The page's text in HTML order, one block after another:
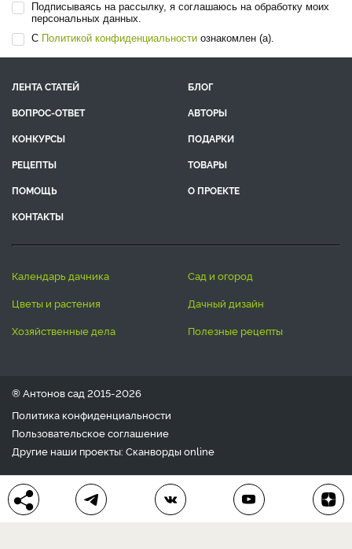
Подписываясь на рассылку, я соглашаюсь на обработку моих
персональных данных.
С Политикой конфиденциальности ознакомлен (а).
ЛЕНТА СТАТЕЙ
БЛОГ
ВОПРОС-ОТВЕТ
АВТОРЫ
КОНКУРСЫ
ПОДАРКИ
РЕЦЕПТЫ
ТОВАРЫ
ПОМОЩЬ
О ПРОЕКТЕ
КОНТАКТЫ
календарь дачника
сад и огород
цветы и растения
дачный дизайн
хозяйственные дела
полезные рецепты
® Антонов сад 2015-2026
Политика конфиденциальности
Пользовательское соглашение
Другие наши проекты: Сканвордыonline
Любое использование материала допускается только с
письменного согласия редакции